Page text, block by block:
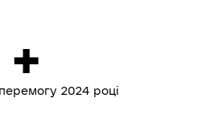
2024 році